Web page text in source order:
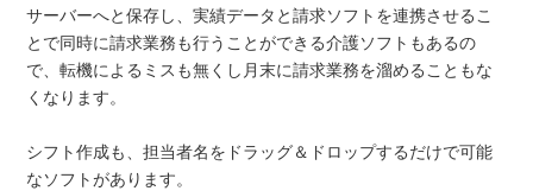
サーバーへと保存し、実績データと請求ソフトを連携させるこ
とで同時に請求業務も行うことができる介護ソフトもあるの
で、転機によるミスも無くし月末に請求業務を溜めることもな
くなります。
シフト作成も、担当者名をドラッグ＆ドロップするだけで可能
なソフトがあります。